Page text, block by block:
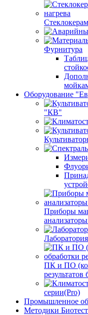
Фурнитура
Оборудование
"КВ"
Приборы
ПК и ПО
серии(Pro)
Промышленное
Методики